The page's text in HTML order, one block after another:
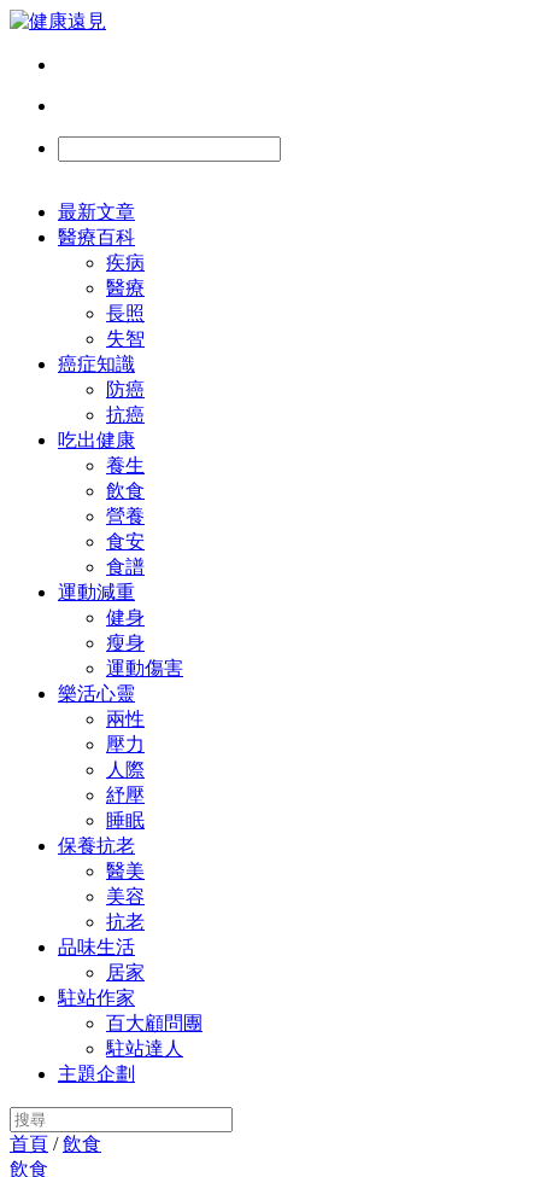
最新文章
醫療百科
疾病
醫療
長照
失智
癌症知識
防癌
抗癌
吃出健康
養生
飲食
營養
食安
食譜
運動減重
健身
瘦身
運動傷害
樂活心靈
兩性
壓力
人際
紓壓
睡眠
保養抗老
醫美
美容
抗老
品味生活
居家
駐站作家
百大顧問團
駐站達人
主題企劃
首頁 /飲食
飲食